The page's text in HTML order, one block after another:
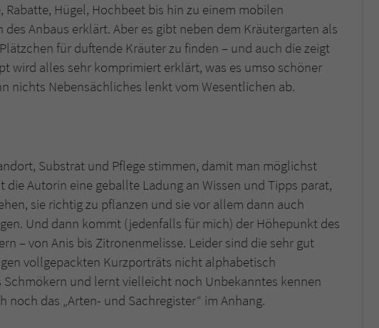
Hügel, Hochbeet bis hin zu einem mobilen
Anbaus erklärt. Aber es gibt neben dem Kräutergarten als
für duftende Kräuter zu finden – und auch die zeigt
wird alles sehr komprimiert erklärt, was es umso schöner
nichts Nebensächliches lenkt vom Wesentlichen ab.
Substrat und Pflege stimmen, damit man möglichst
die Autorin eine geballte Ladung an Wissen und Tipps parat,
sie richtig zu pflanzen und sie vor allem dann auch
Und dann kommt (jedenfalls für mich) der Höhepunkt des
– von Anis bis Zitronenmelisse. Leider sind die sehr gut
vollgepackten Kurzporträts nicht alphabetisch
Schmökern und lernt vielleicht noch Unbekanntes kennen
noch das „Arten- und Sachregister“ im Anhang.